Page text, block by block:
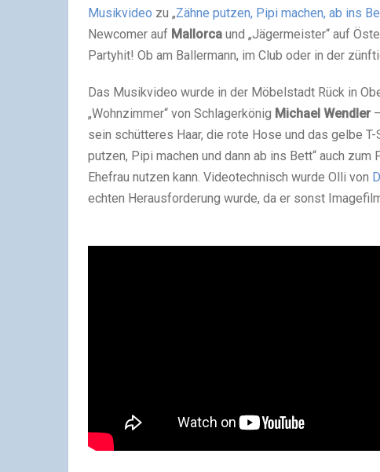
Musikvideo zu „Zähne putzen, Pipi machen, ab ins
Newcomer auf Mallorca und „Jägermeister“ auf
Partyhit! Ob am Ballermann, im Club oder in der
Das Musikvideo wurde in der Möbelstadt Rück in
„Wohnzimmer“ von Schlagerkönig Michael Wendler
sein schütteres Haar, die rote Hose und das gelbe
putzen, Pipi machen und dann ab ins Bett“ auch
Ehefrau nutzen kann. Videotechnisch wurde Olli von
echten Herausforderung wurde, da er sonst